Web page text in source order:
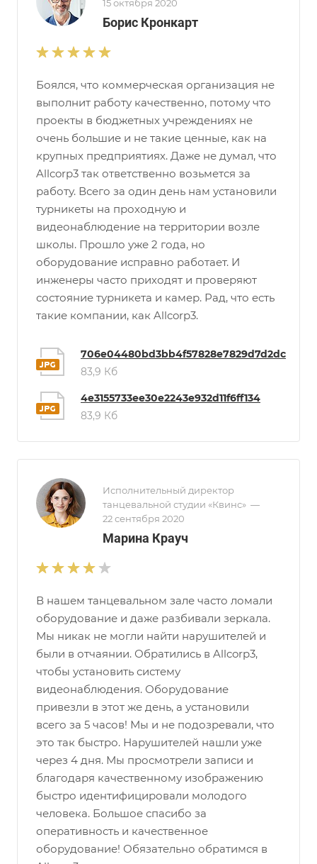
15 октября 2020
Борис Кронкарт
Боялся, что коммерческая организация не
выполнит работу качественно, потому что
проекты в бюджетных учреждениях не
очень большие и не такие ценные, как на
крупных предприятиях. Даже не думал, что
Allcorp3 так ответственно возьмется за
работу. Всего за один день нам установили
турникеты на проходную и
видеонаблюдение на территории возле
школы. Прошло уже 2 года, но
оборудование исправно работает. И
инженеры часто приходят и проверяют
состояние турникета и камер. Рад, что есть
такие компании, как Allcorp3.
706e04480bd3bb4f57828e7829d7d2dc
83,9 Кб
4e3155733ee30e2243e932d11f6ff134
83,9 Кб
Исполнительный директор
танцевальной студии «Квинс» —
22 сентября 2020
Марина Крауч
В нашем танцевальном зале часто ломали
оборудование и даже разбивали зеркала.
Мы никак не могли найти нарушителей и
были в отчаянии. Обратились в Allcorp3,
чтобы установить систему
видеонаблюдения. Оборудование
привезли в этот же день, а установили
всего за 5 часов! Мы и не подозревали, что
это так быстро. Нарушителей нашли уже
через 4 дня. Мы просмотрели записи и
благодаря качественному изображению
быстро идентифицировали молодого
человека. Большое спасибо за
оперативность и качественное
оборудование! Обязательно обратимся в